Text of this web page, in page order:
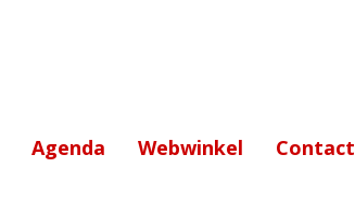
Agenda Webwinkel Contact